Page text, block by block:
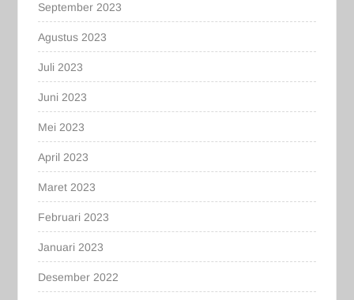
September 2023
Agustus 2023
Juli 2023
Juni 2023
Mei 2023
April 2023
Maret 2023
Februari 2023
Januari 2023
Desember 2022